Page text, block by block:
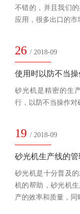
不错的，并且我们
应用，很多出口的市
26 / 2018-09
使用时以防不当
砂光机是精密的生
行，以防不当操作
19 / 2018-09
砂光机生产线的管
砂光机是十分普及
机的帮助，砂光机
产的效率和质量，同